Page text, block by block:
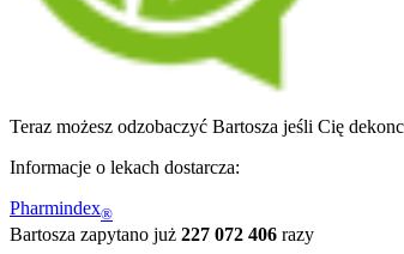
Teraz możesz odzobaczyć Bartosza jeśli Cię
Informacje o lekach dostarcza:
Pharmindex®
Bartosza zapytano już 227 072 406 razy